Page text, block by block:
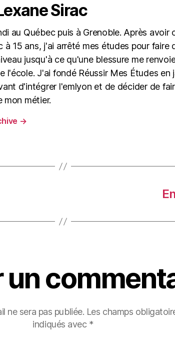
Sirac
au Québec puis à Grenoble. Après avoir
à 15 ans, j'ai arrêté mes études pour faire
jusqu'à ce qu'une blessure me
l'école. J'ai fondé Réussir Mes Études en
d'intégrer l'emlyon et de décider de
mon métier.
→
un
ne sera pas publiée. Les champs
indiqués avec *